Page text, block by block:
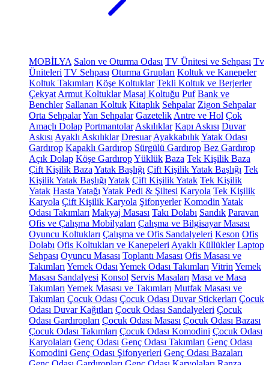
MOBİLYA Salon ve Oturma Odası TV Ünitesi ve Sehpası Tv
Üniteleri TV Sehpası Oturma Grupları Koltuk ve Kanepeler
Koltuk Takımları Köşe Koltuklar Tekli Koltuk ve Berjerler
Çekyat Armut Koltuklar Masaj Koltuğu Puf Bank ve
Benchler Sallanan Koltuk Kitaplık Sehpalar Zigon Sehpalar
Orta SehpalarYan Sehpalar Gazetelik Antre ve Hol Çok
Amaçlı Dolap Portmantolar Askılıklar Kapı Askısı Duvar
Askısı Ayaklı Askılıklar Dresuar AyakkabılıkYatak Odası
Gardırop Kapaklı Gardırop Sürgülü Gardırop Bez Gardırop
Açık Dolap Köşe GardıropYüklük Baza Tek Kişilik Baza
Çift Kişilik Baza Yatak Başlığı Çift Kişilik Yatak Başlığı Tek
Kişilik Yatak Başlığı Yatak Çift Kişilik Yatak Tek Kişilik
Yatak Hasta Yatağı Yatak Pedi & Şiltesi Karyola Tek Kişilik
Karyola Çift Kişilik Karyola Şifonyerler Komodin Yatak
Odası Takımları Makyaj Masası Takı Dolabı Sandık Paravan
Ofis ve Çalışma Mobilyaları Çalışma ve Bilgisayar Masası
Oyuncu Koltukları Çalışma ve Ofis Sandalyeleri Keson Ofis
Dolabı Ofis Koltukları ve Kanepeleri Ayaklı Küllükler Laptop
Sehpası Oyuncu Masası Toplantı Masası Ofis Masası ve
Takımları Yemek Odası Yemek Odası Takımları Vitrin Yemek
Masası Sandalyesi Konsol Servis Masaları Masa ve Masa
Takımları Yemek Masası ve Takımları Mutfak Masası ve
Takımları Çocuk Odası Çocuk Odası Duvar Stickerları Çocuk
Odası Duvar Kağıtları Çocuk Odası Sandalyeleri Çocuk
Odası Gardıropları Çocuk Odası Masası Çocuk Odası Bazası
Çocuk Odası Takımları Çocuk Odası Komodini Çocuk Odası
Karyolaları Genç Odası Genç Odası Takımları Genç Odası
Komodini Genç Odası Şifonyerleri Genç Odası Bazaları